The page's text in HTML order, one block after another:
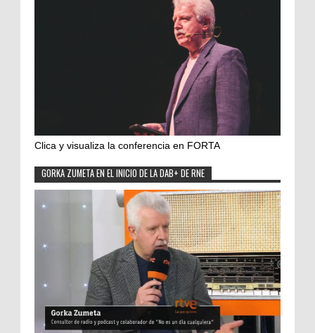
Clica y visualiza la conferencia en FORTA
GORKA ZUMETA EN EL INICIO DE LA DAB+ DE RNE